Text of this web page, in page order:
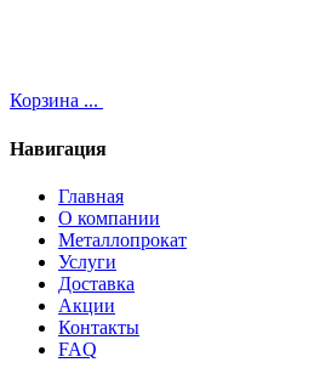
Корзина ...
Навигация
Главная
О компании
Металлопрокат
Услуги
Доставка
Акции
Контакты
FAQ